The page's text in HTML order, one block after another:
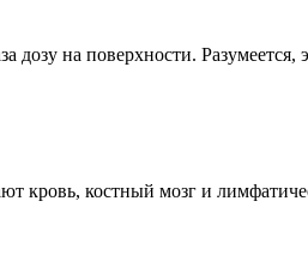
на поверхности. Разумеется,
кровь, костный мозг и